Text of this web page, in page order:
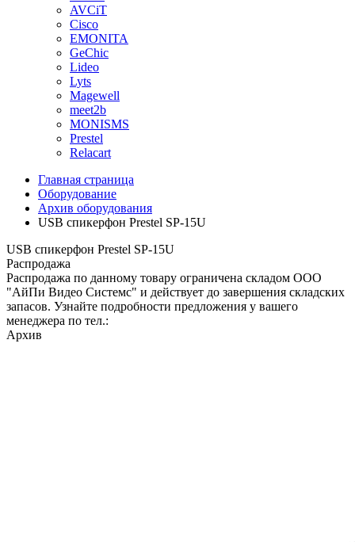
AVCiT
Cisco
EMONITA
GeChic
Lideo
Lyts
Magewell
meet2b
MONISMS
Prestel
Relacart
Главная страница
Оборудование
Архив оборудования
USB спикерфон Prestel SP-15U
USB спикерфон Prestel SP-15U
Распродажа
Распродажа по данному товару ограничена складом ООО
"АйПи Видео Системс" и действует до завершения складских
запасов. Узнайте подробности предложения у вашего
менеджера по тел.:
Архив